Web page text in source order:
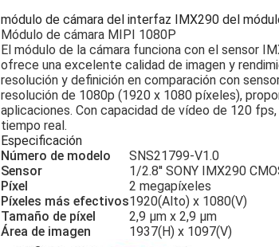
módulo de cámara del interfaz IMX290 del
Módulo de cámara MIPI 1080P
El módulo de la cámara funciona con el sensor
ofrece una excelente calidad de imagen y
resolución y definición en comparación con
resolución de 1080p (1920 x 1080 píxeles),
aplicaciones. Con capacidad de vídeo de 120
tiempo real.
Especificación
Número de modelo
SNS21799-V1.0
Sensor
1/2.8'' SONY IMX290
Píxel
2 megapíxeles
Píxeles más efectivos1920(Alto) x 1080(V)
Tamaño de píxel
2,9 µm x 2,9 µm
Área de imagen
1937(H) x 1097(V)